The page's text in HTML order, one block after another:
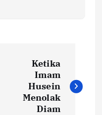
Ketika
Imam
Husein
Menolak
Diam